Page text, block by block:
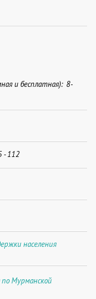
и бесплатная): 8-
112
населения
по Мурманской